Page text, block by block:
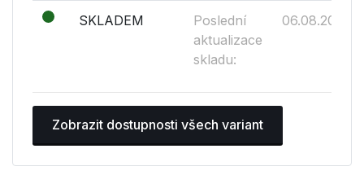
SKLADEM
Poslední
aktualizace
skladu:
06.08.2026
Zobrazit dostupnosti všech variant